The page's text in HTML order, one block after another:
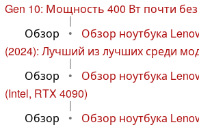
Gen 10: Мощность 400 Вт почти без
|
Обзор
•
Обзор ноутбука
(2024): Лучший из лучших среди
|
Обзор
•
Обзор ноутбука
(Intel, RTX 4090)
|
Обзор
•
Обзор ноутбука